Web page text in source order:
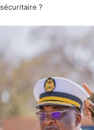
sécuritaire ?